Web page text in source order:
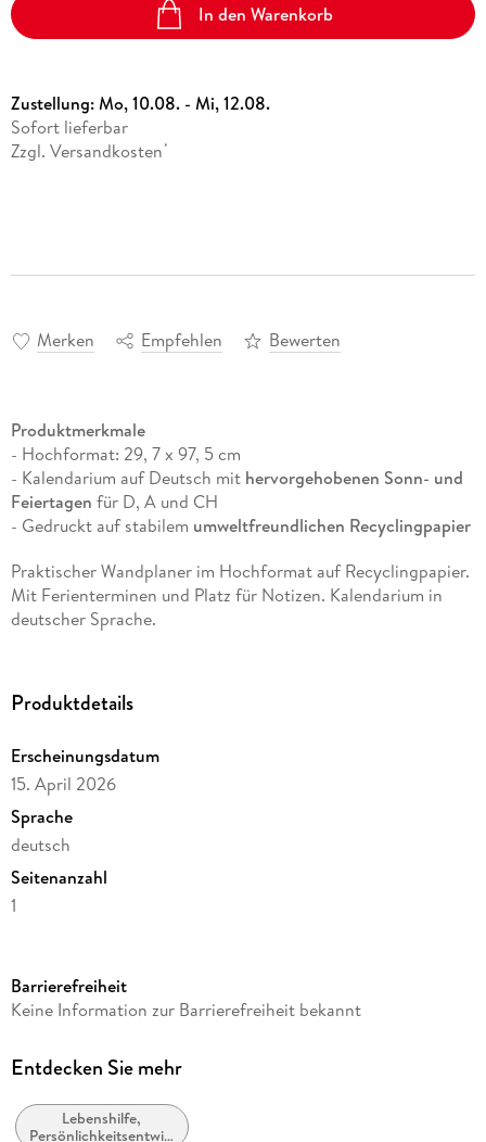
In den Warenkorb
Zustellung:Mo, 10.08. - Mi, 12.08.
Sofort lieferbar
Zzgl. Versandkosten *
Merken Empfehlen Bewerten
Produktmerkmale
- Hochformat: 29, 7 x 97, 5 cm
- Kalendarium auf Deutsch mit hervorgehobenen Sonn- und
Feiertagen für D, A und CH
- Gedruckt auf stabilem umweltfreundlichen Recyclingpapier
Praktischer Wandplaner im Hochformat auf Recyclingpapier.
Mit Ferienterminen und Platz für Notizen. Kalendarium in
deutscher Sprache.
Produktdetails
Erscheinungsdatum
15. April 2026
Sprache
deutsch
Seitenanzahl
1
Herausgegeben von
Verlag/Hersteller
Produktart
Barrierefreiheit
Keine Information zur Barrierefreiheit bekannt
Entdecken Sie mehr
Lebenshilfe,
Persönlichkeitsentwicklung